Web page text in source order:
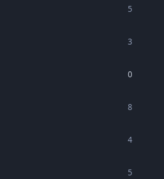
5
3
0
8
4
5